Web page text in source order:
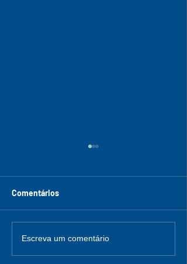
Inscrições e submissões
abertas
Comentários
Escreva um comentário